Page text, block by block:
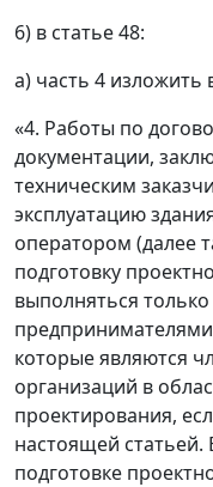
6) в статье 48:
а) часть 4
«4. Работы по
документации,
техническим
эксплуатацию
оператором (далее
подготовку
выполняться
которые являются
организаций в
проектирования,
настоящей
подготовке